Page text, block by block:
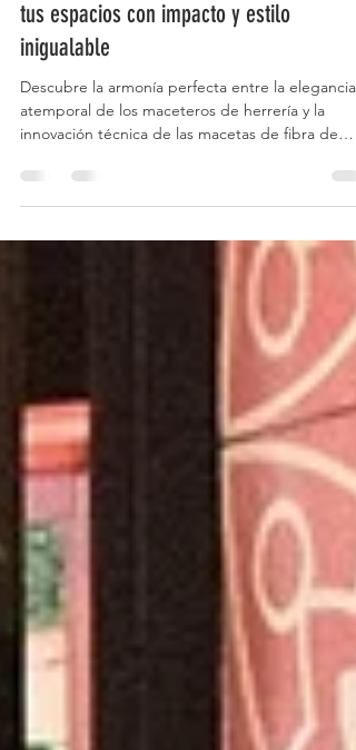
Macetas grandes y gigantes: transforma
tus espacios con impacto y estilo
inigualable
Descubre la armonía perfecta entre la elegancia
innovación técnica de las macetas de fibra de
vidrio. Crea espacios espectaculares, ligeros y
¡Inspírate y transforma tu jardín hoy!